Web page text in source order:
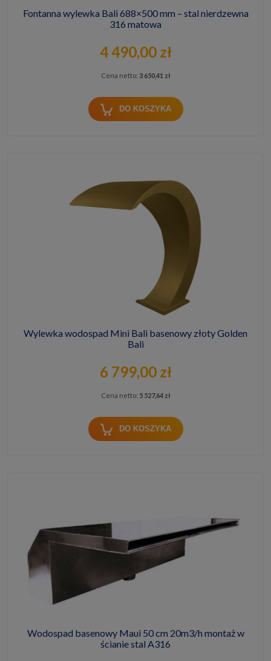
Fontanna wylewka Bali 688×500 mm – stal nierdzewna
316 matowa
4 490,00 zł
Cena netto: 3 650,41 zł
DO KOSZYKA
Wylewka wodospad Mini Bali basenowy złoty Golden
Bali
6 799,00 zł
Cena netto: 5 527,64 zł
DO KOSZYKA
Wodospad basenowy Maui 50 cm 20m3/h montaż w
ścianie stal A316